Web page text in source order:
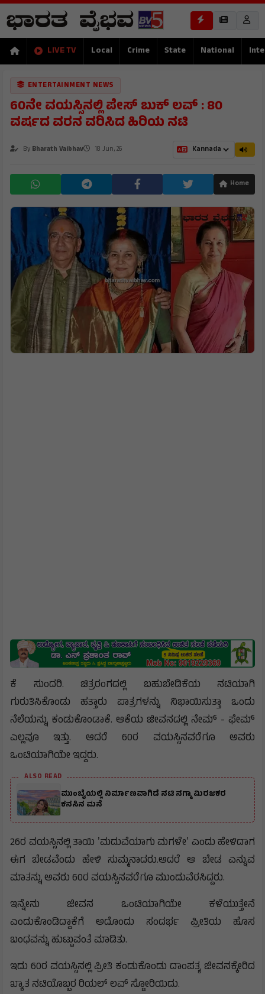
LIVE TV Local Crime State National
ENTERTAINMENT NEWS
60ನೇ ವಯಸ್ಸಿನಲ್ಲಿ ಪೇಸ್ ಬುಕ್ ಲವ್ : 80
ವರ್ಷದ ವರನ ವರಿಸಿದ ಹಿರಿಯ ನಟಿ
By Bharath Vaibhav 18 Jun, 26
Home
ಕೆ ಸುಂದರಿ. ಚಿತ್ರರಂಗದಲ್ಲಿ ಬಹುಬೇಡಿಕೆಯ ನಟಿಯಾಗಿ
ಗುರುತಿಸಿಕೊಂಡು ಹತ್ತಾರು ಪಾತ್ರಗಳನ್ನು ನಿಭಾಯಿಸುತ್ತಾ ಒಂದು
ನೆಲೆಯನ್ನು ಕಂಡುಕೊಂಡಾಕೆ. ಆಕೆಯ ಜೀವನದಲ್ಲಿ ನೇಮ್‌ - ಫೇಮ್‌
ಎಲ್ಲವೂ ಇತ್ತು. ಆದರೆ 60ರ ವಯಸ್ಸಿನವರೆಗೂ ಅವರು
ಒಂಟಿಯಾಗಿಯೇ ಇದ್ದರು.
ALSO READ
ಮುಂಬೈಯಲ್ಲಿ ನಿರ್ಮಾಣವಾಗಿದೆ ನಟಿ ನಗ್ಮಾ ಮಿರಜಕರ
ಕನಸಿನ ಮನೆ
26ರ ವಯಸ್ಸಿನಲ್ಲಿ ತಾಯಿ ʼಮದುವೆಯಾಗು ಮಗಳೇʼ ಎಂದು ಹೇಳಿದಾಗ
ಈಗ ಬೇಡವೆಂದು ಹೇಳಿ ಸುಮ್ಮನಾದರು.ಆದರೆ ಆ ಬೇಡ ಎನ್ನುವ
ಮಾತನ್ನು ಅವರು 60ರ ವಯಸ್ಸಿನವರೆಗೂ ಮುಂದುವೆರಸಿದ್ದರು.
ಇನ್ನೇನು ಜೀವನ ಒಂಟಿಯಾಗಿಯೇ ಕಳೆಯುತ್ತೇನೆ
ಎಂದುಕೊಂಡಿದ್ದಾಕೆಗೆ ಅದೊಂದು ಸಂದರ್ಭ ಪ್ರೀತಿಯ ಹೊಸ
ಬಂಧವನ್ನು ಹುಟ್ಟುವಂತೆ ಮಾಡಿತು.
ಇದು 60ರ ವಯಸ್ಸಿನಲ್ಲಿ ಪ್ರೀತಿ ಕಂಡುಕೊಂಡು ದಾಂಪತ್ಯ ಜೀವನಕ್ಕೇರಿದ
ಖ್ಯಾತ ನಟಿಯೊಬ್ಬರ ರಿಯಲ್‌ ಲವ್‌ ಸ್ಟೋರಿಯಿದು.